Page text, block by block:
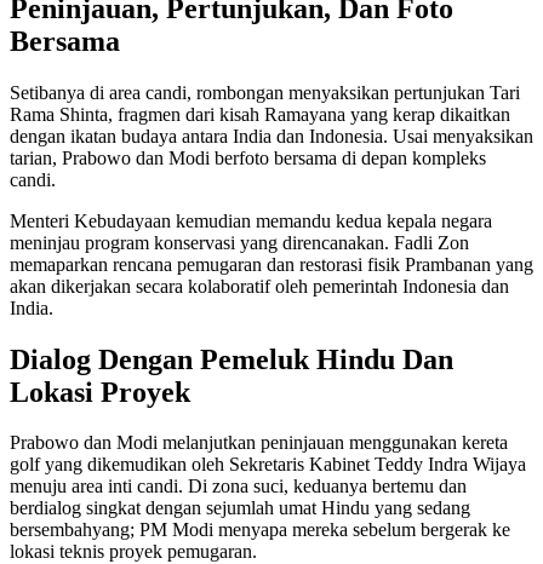
Peninjauan, Pertunjukan, Dan Foto
Bersama
Setibanya di area candi, rombongan menyaksikan pertunjukan Tari
Rama Shinta, fragmen dari kisah Ramayana yang kerap dikaitkan
dengan ikatan budaya antara India dan Indonesia. Usai menyaksikan
tarian, Prabowo dan Modi berfoto bersama di depan kompleks
candi.
Menteri Kebudayaan kemudian memandu kedua kepala negara
meninjau program konservasi yang direncanakan. Fadli Zon
memaparkan rencana pemugaran dan restorasi fisik Prambanan yang
akan dikerjakan secara kolaboratif oleh pemerintah Indonesia dan
India.
Dialog Dengan Pemeluk Hindu Dan
Lokasi Proyek
Prabowo dan Modi melanjutkan peninjauan menggunakan kereta
golf yang dikemudikan oleh Sekretaris Kabinet Teddy Indra Wijaya
menuju area inti candi. Di zona suci, keduanya bertemu dan
berdialog singkat dengan sejumlah umat Hindu yang sedang
bersembahyang; PM Modi menyapa mereka sebelum bergerak ke
lokasi teknis proyek pemugaran.